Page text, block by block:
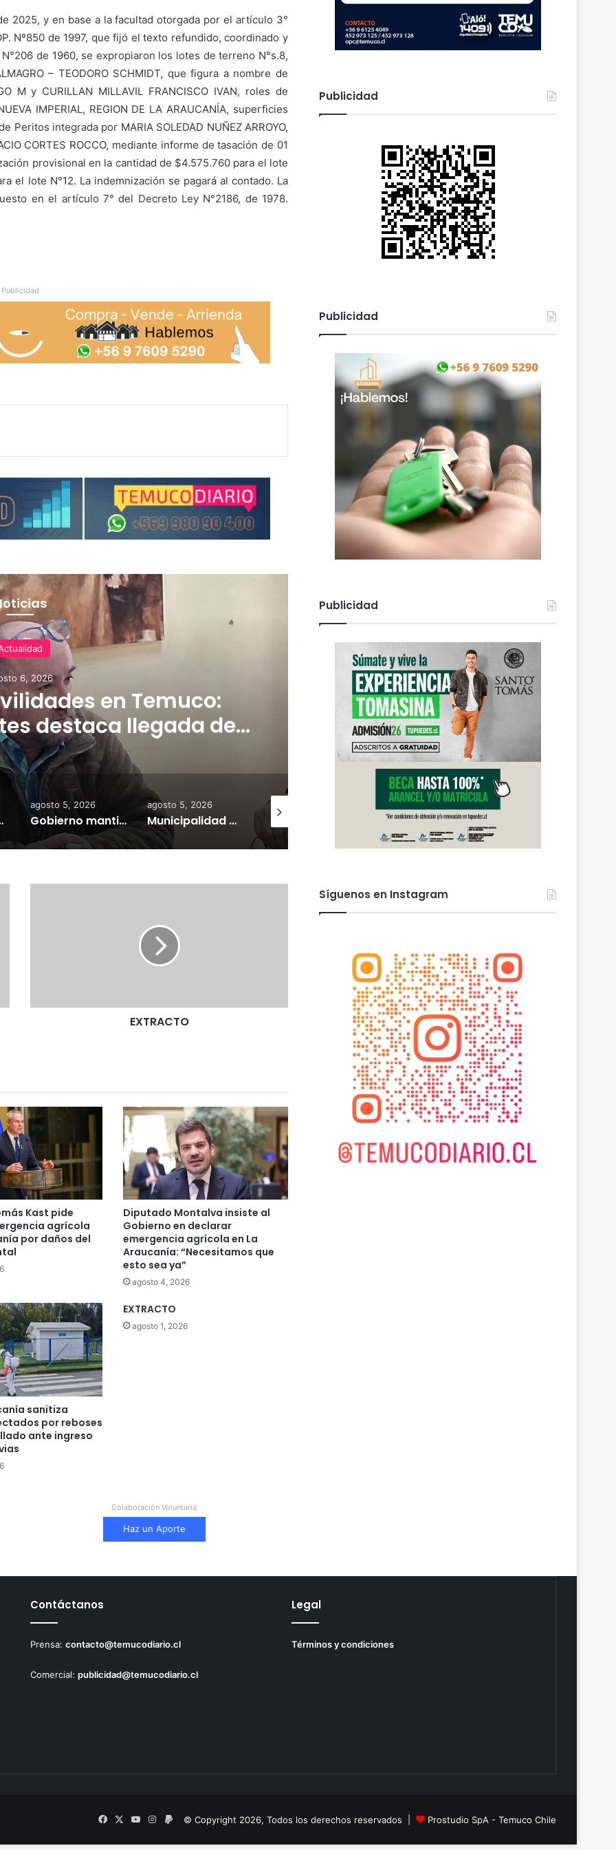
2025, y en base a la facultad otorgada por el artículo 3°
Nº850 de 1997, que fijó el texto refundido, coordinado y
de 1960, se expropiaron los lotes de terreno N°s.8,
– TEODORO SCHMIDT, que figura a nombre de
M y CURILLAN MILLAVIL FRANCISCO IVAN, roles de
IMPERIAL, REGION DE LA ARAUCANÍA, superficies
integrada por MARIA SOLEDAD NUÑEZ ARROYO,
CORTES ROCCO, mediante informe de tasación de 01
provisional en la cantidad de $4.575.760 para el lote
el lote N°12. La indemnización se pagará al contado. La
en el artículo 7° del Decreto Ley N°2186, de 1978.
Publicidad
6, 2026
en Temuco:
destaca llegada de
más accesibles y
de seguridad
agosto 6, 2026
PDI Temuco llama a
robados para proteger
personal y combatir el
y combatir el mercado ilegal
agosto 5, 2026
Gobierno mantiene despliegue regional y refuerza la ayuda en las comunas afectadas por el sistema frontal
agosto 5, 2026
Municipalidad de Temuco y Ejército de Chile entregan 130 fardos de alimento animal donados por Sofo para damnificados de sectores rurales
agosto 7, 2026 agosto 6, 2026
Nuevas micromovilidades en Temuco: concejal Fredy Cartes destaca llegada de empresa Jet con tarifas más accesibles y mejores estándares de seguridad
EXTRACTO
Kast pide
agrícola
por daños del
Diputado Montalva insiste al
Gobierno en declarar
emergencia agrícola en La
Araucanía: “Necesitamos que
esto sea ya”
agosto 4, 2026
sanitiza
por reboses
ante ingreso
EXTRACTO
agosto 1, 2026
Publicidad
Publicidad
Publicidad
Síguenos en Instagram
Colaboración Voluntaria
Haz un Aporte
Contáctanos
Prensa:contacto@temucodiario.cl
Comercial:publicidad@temucodiario.cl
Legal
Términos y condiciones
© Copyright 2026, Todos los derechos reservados | Prostudio SpA - Temuco Chile
FacebookYouTubeInstagram
PayPal